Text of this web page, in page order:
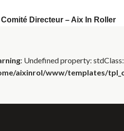
Comité Directeur – Aix In Roller
: Undefined property:
aixinrol/www/templates/